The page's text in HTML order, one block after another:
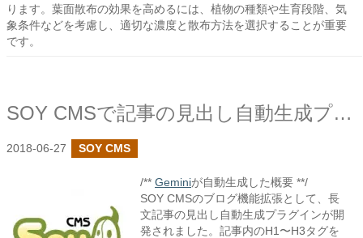
ります。葉面散布の効果を高めるには、植物の種類や生育段階、気
象条件などを考慮し、適切な濃度と散布方法を選択することが重要
です。
SOY CMSで記事の見出し自動生成プラグインを作成しました
2018-06-27 SOY CMS
/** Geminiが自動生成した概要 **/
SOY CMSのブログ機能拡張として、長
文記事の見出し自動生成プラグインが開
発されました。記事内のH1〜H3タグを